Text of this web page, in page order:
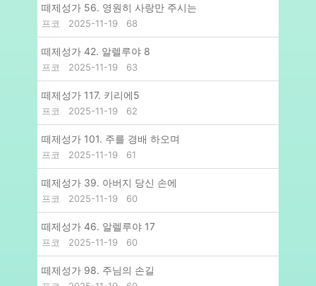
떼제성가 56. 영원히 사랑만 주시는
프코 2025-11-19 68
떼제성가 42. 알렐루야 8
프코 2025-11-19 63
떼제성가 117. 키리에5
프코 2025-11-19 62
떼제성가 101. 주를 경배 하오며
프코 2025-11-19 61
떼제성가 39. 아버지 당신 손에
프코 2025-11-19 60
떼제성가 46. 알렐루야 17
프코 2025-11-19 60
떼제성가 98. 주님의 손길